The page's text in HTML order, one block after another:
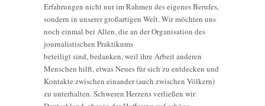
Erfahrungen nicht nur im Rahmen des eigenes Berufes,
sondern in unserer großartigen Welt. Wir möchten uns
noch einmal bei Allen, die an der Organisation des
journalistischen Praktikums
beteiligt sind, bedanken, weil ihre Arbeit anderen
Menschen hilft, etwas Neues für sich zu entdecken und
Kontakte zwischen einander (auch zwischen Völkern)
zu unterhalten. Schweren Herzens verließen wir